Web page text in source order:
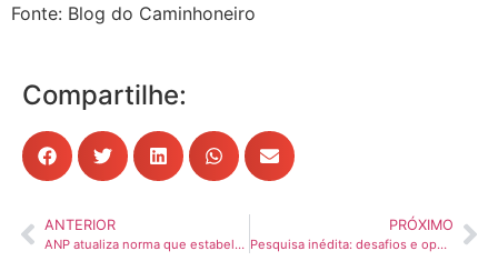
Fonte: Blog do Caminhoneiro
Compartilhe:
ANTERIOR
ANP atualiza norma que estabelece as especificações do biodiesel
PRÓXIMO
Pesquisa inédita: desafios e oportunidades para o transporte de cargas no Brasil